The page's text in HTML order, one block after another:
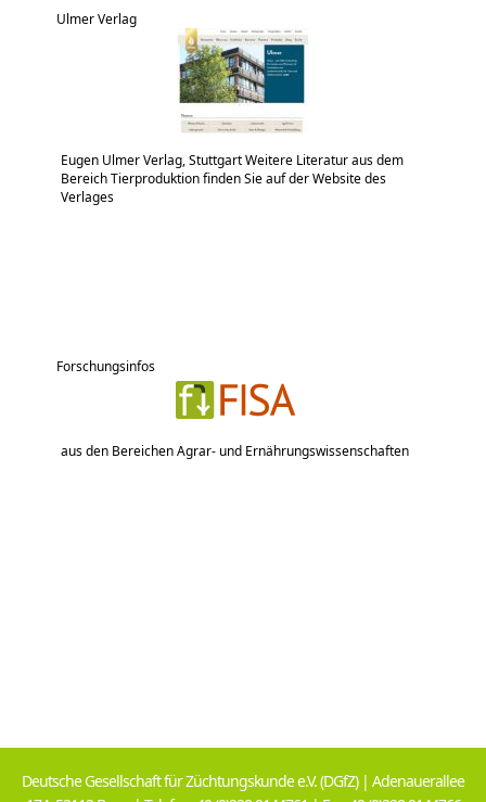
Ulmer Verlag
Eugen Ulmer Verlag, Stuttgart Weitere Literatur aus dem
Bereich Tierproduktion finden Sie auf der Website des
Verlages
Forschungsinfos
aus den Bereichen Agrar- und Ernährungswissenschaften
Deutsche Gesellschaft für Züchtungskunde e.V. (DGfZ) | Adenauerallee